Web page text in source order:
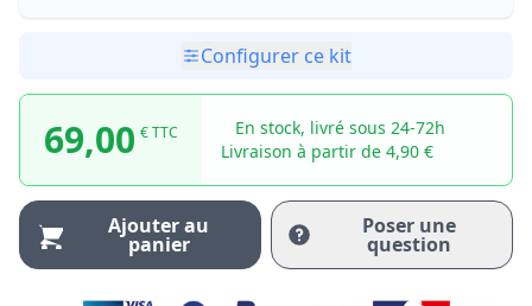
Configurer ce kit
69,00 € TTC
En stock, livré sous 24-72h
Livraison à partir de 4,90 €
Ajouter au
panier
Poser une
question